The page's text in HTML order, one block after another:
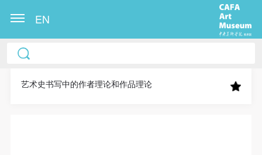
EN
艺术史书写中的作者理论和作品理论
中央美术学院美术馆出版授权协议书
称“CAFAM”），愿意将本人参与中央美术学院美术馆
中央美术学院美术馆出版授权协议书
称“CAFAM”），愿意将本人参与中央美术学院美术馆
中央美术学院美术馆出版授权协议书
称“CAFAM”），愿意将本人参与中央美术学院美术馆